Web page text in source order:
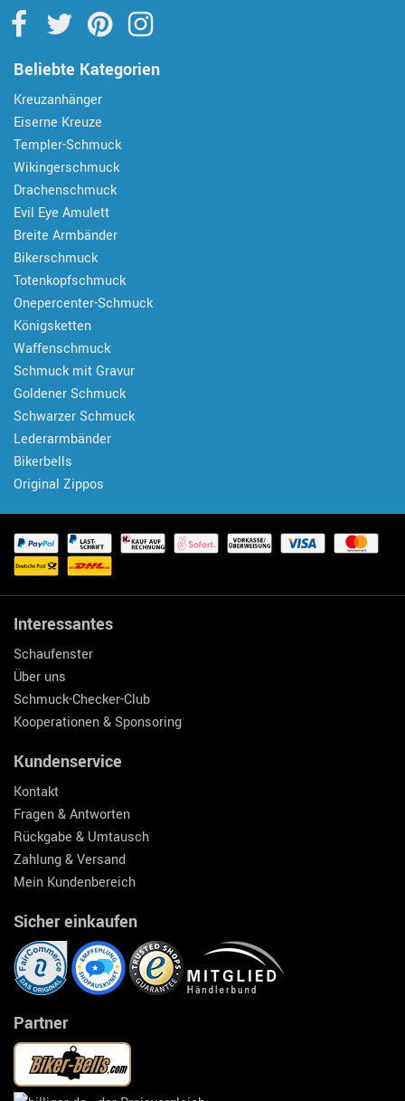
Beliebte Kategorien
Kreuzanhänger
Eiserne Kreuze
Templer-Schmuck
Wikingerschmuck
Drachenschmuck
Evil Eye Amulett
Breite Armbänder
Bikerschmuck
Totenkopfschmuck
Onepercenter-Schmuck
Königsketten
Waffenschmuck
Schmuck mit Gravur
Goldener Schmuck
Schwarzer Schmuck
Lederarmbänder
Bikerbells
Original Zippos
Interessantes
Schaufenster
Über uns
Schmuck-Checker-Club
Kooperationen & Sponsoring
Kundenservice
Kontakt
Fragen & Antworten
Rückgabe & Umtausch
Zahlung & Versand
Mein Kundenbereich
Sicher einkaufen
Partner